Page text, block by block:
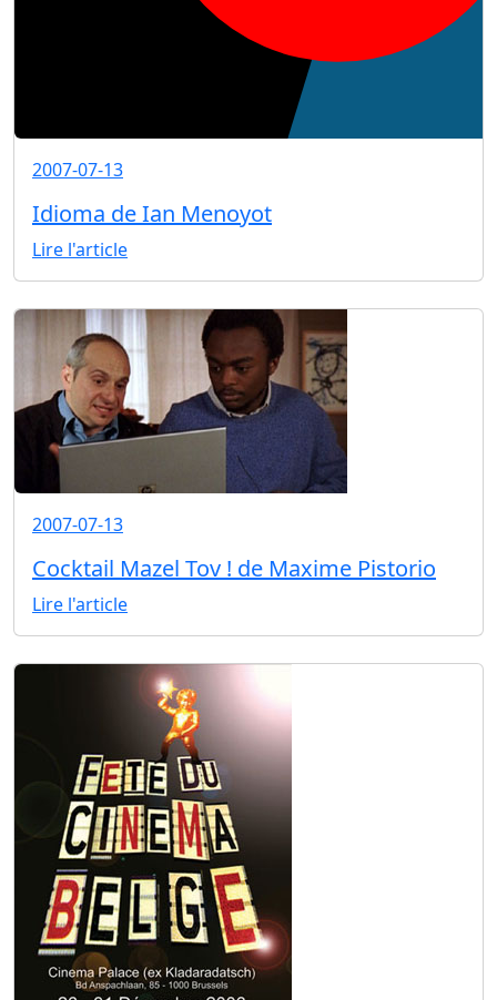
2007-07-13
Idioma de Ian Menoyot
Lire l'article
2007-07-13
Cocktail Mazel Tov ! de Maxime Pistorio
Lire l'article